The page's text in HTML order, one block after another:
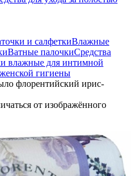
и салфеткиВлажные
Ватные палочкиСредства
влажные для интимной
гигиены
флорентийский ирис-
от изображённого